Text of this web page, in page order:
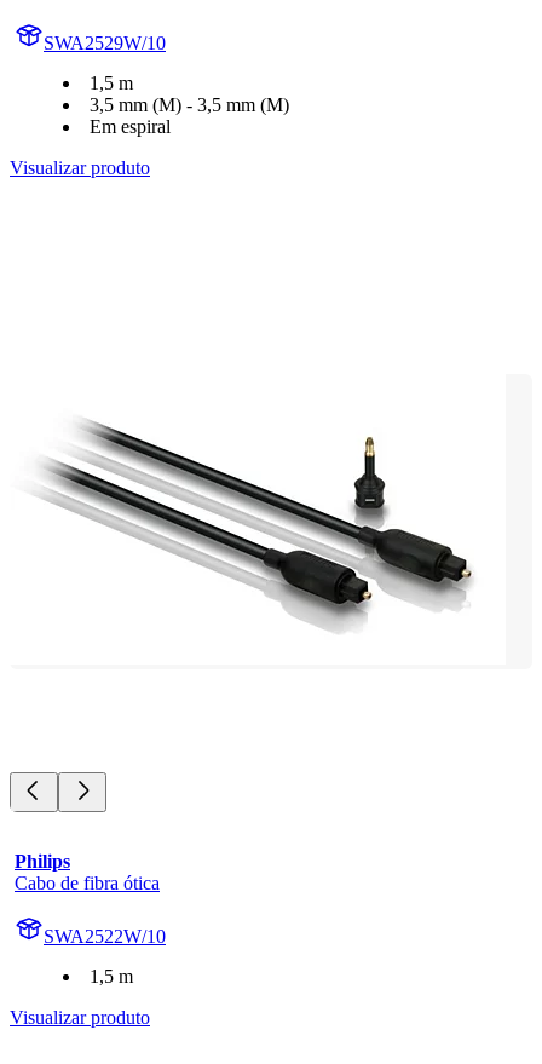
SWA2529W/10
1,5 m
3,5 mm (M) - 3,5 mm (M)
Em espiral
Visualizar produto
Philips
Cabo de fibra ótica
SWA2522W/10
1,5 m
Visualizar produto